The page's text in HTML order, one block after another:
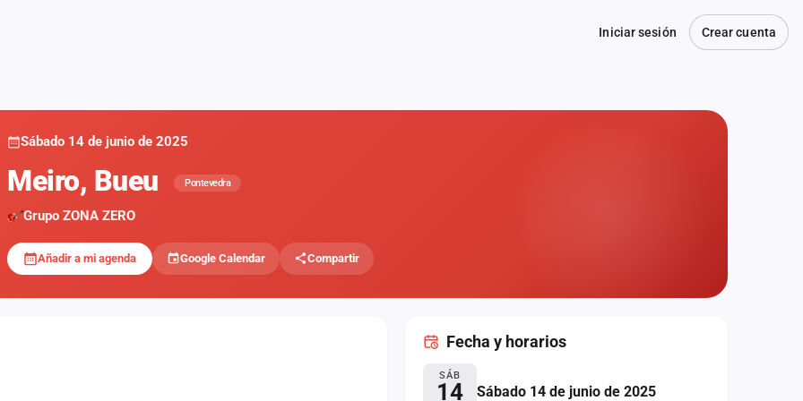
Iniciar sesión Crear cuenta
Sábado 14 de junio de 2025
Meiro, Bueu Pontevedra
Grupo ZONA ZERO
Añadir a mi agenda Google Calendar Compartir
Fecha y horarios
SÁB
14 Sábado 14 de junio de 2025